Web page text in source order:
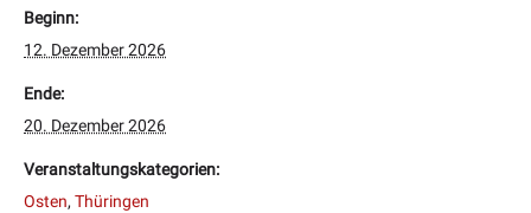
Beginn:
12. Dezember 2026
Ende:
20. Dezember 2026
Veranstaltungskategorien:
Osten, Thüringen